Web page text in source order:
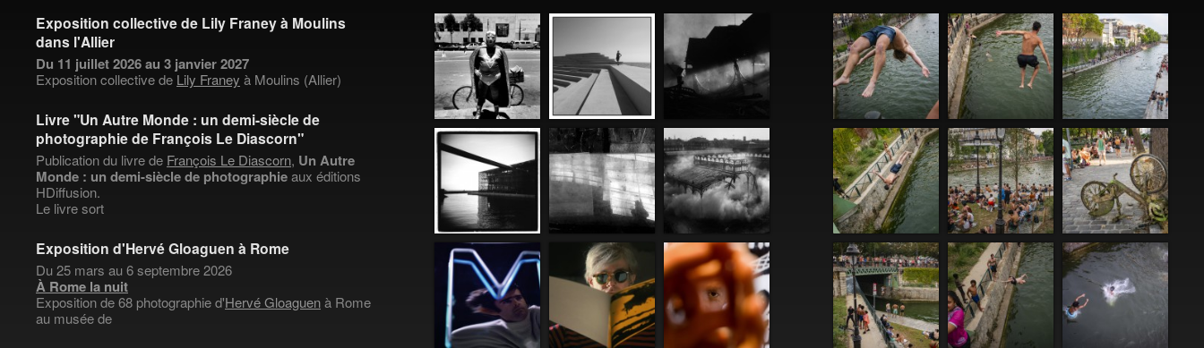
Exposition collective de Lily Franey à Moulins
dans l'Allier
Du 11 juillet 2026 au 3 janvier 2027
Exposition collective de Lily Franey à Moulins (Allier)
Livre "Un Autre Monde : un demi-siècle de
photographie de François Le Diascorn"
Publication du livre de François Le Diascorn, Un Autre
Monde : un demi-siècle de photographieaux éditions
HDiffusion.
Le livre sort
Exposition d'Hervé Gloaguen à Rome
Du 25 mars au 6 septembre 2026
À Rome la nuit
Exposition de 68 photographie d'Hervé Gloaguenà Rome
au musée de